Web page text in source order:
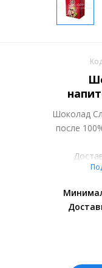
Шоколад
после
Более
сайте